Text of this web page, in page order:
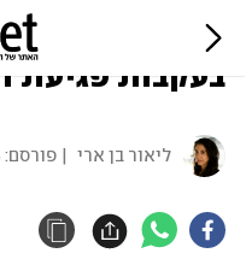
כוויית: כמה
בעקבות פגיעת
ליאור בן ארי | פורסם: